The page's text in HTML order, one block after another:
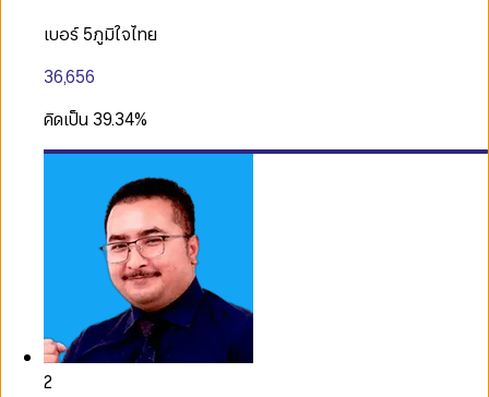
เบอร์ 5ภูมิใจไทย
36,656
คิดเป็น 39.34%
2